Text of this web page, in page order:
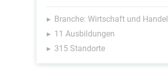
Branche: Wirtschaft und Handel
11 Ausbildungen
315 Standorte